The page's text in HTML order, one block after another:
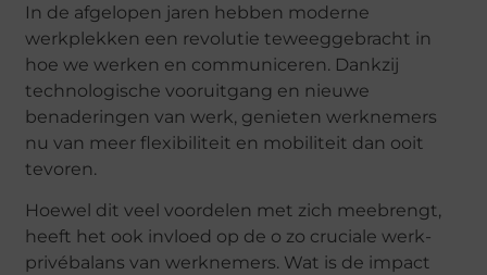
In de afgelopen jaren hebben moderne
werkplekken een revolutie teweeggebracht in
hoe we werken en communiceren. Dankzij
technologische vooruitgang en nieuwe
benaderingen van werk, genieten werknemers
nu van meer flexibiliteit en mobiliteit dan ooit
tevoren.
Hoewel dit veel voordelen met zich meebrengt,
heeft het ook invloed op de o zo cruciale werk-
privébalans van werknemers. Wat is de impact